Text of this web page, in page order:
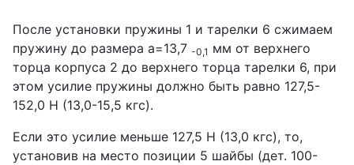
После установки пружины 1 и тарелки 6 сжимаем
пружину до размера а=13,7 -0,1 мм от верхнего
торца корпуса 2 до верхнего торца тарелки 6, при
этом усилие пружины должно быть равно 127,5-
152,0 Н (13,0-15,5 кгс).
Если это усилие меньше 127,5 Н (13,0 кгс), то,
установив на место позиции 5 шайбы (дет. 100-